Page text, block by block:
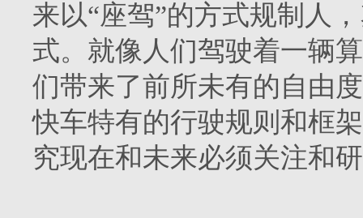
来以“座驾”的方式规制人
式。就像人们驾驶着一辆
们带来了前所未有的自由
快车特有的行驶规则和框
究现在和未来必须关注和